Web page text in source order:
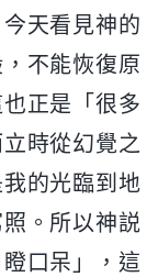
天看見神的
不能恢復原
正是「很多
時從幻覺之
的光臨到地
。所以神説
口呆」，這